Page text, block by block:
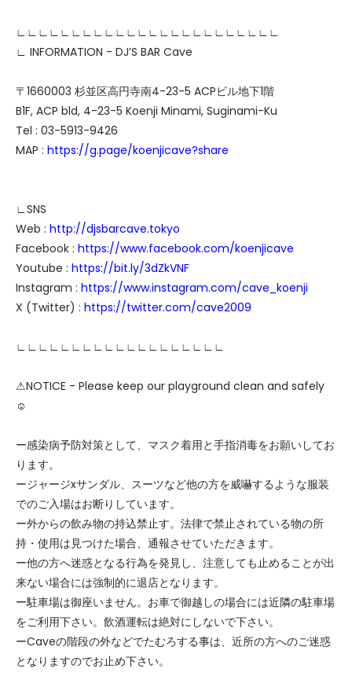
∟∟∟∟∟∟∟∟∟∟∟∟∟∟∟∟∟∟∟∟∟∟∟∟
∟ INFORMATION - DJ’S BAR Cave
〒1660003 杉並区高円寺南4-23-5 ACPビル地下1階
B1F, ACP bld, 4-23-5 Koenji Minami, Suginami-Ku
Tel : 03-5913-9426
MAP : https://g.page/koenjicave?share
∟SNS
Web : http://djsbarcave.tokyo
Facebook : https://www.facebook.com/koenjicave
Youtube : https://bit.ly/3dZkVNF
Instagram : https://www.instagram.com/cave_koenji
X (Twitter) : https://twitter.com/cave2009
∟∟∟∟∟∟∟∟∟∟∟∟∟∟∟∟∟∟∟
⚠NOTICE - Please keep our playground clean and safely
☺︎
ー感染病予防対策として、マスク着用と手指消毒をお願いしてお
ります。
ージャージxサンダル、スーツなど他の方を威嚇するような服装
でのご入場はお断りしています。
ー外からの飲み物の持込禁止す。法律で禁止されている物の所
持・使用は見つけた場合、通報させていただきます。
ー他の方へ迷惑となる行為を発見し、注意しても止めることが出
来ない場合には強制的に退店となります。
ー駐車場は御座いません。お車で御越しの場合には近隣の駐車場
をご利用下さい。飲酒運転は絶対にしないで下さい。
ーCaveの階段の外などでたむろする事は、近所の方へのご迷惑
となりますのでお止め下さい。